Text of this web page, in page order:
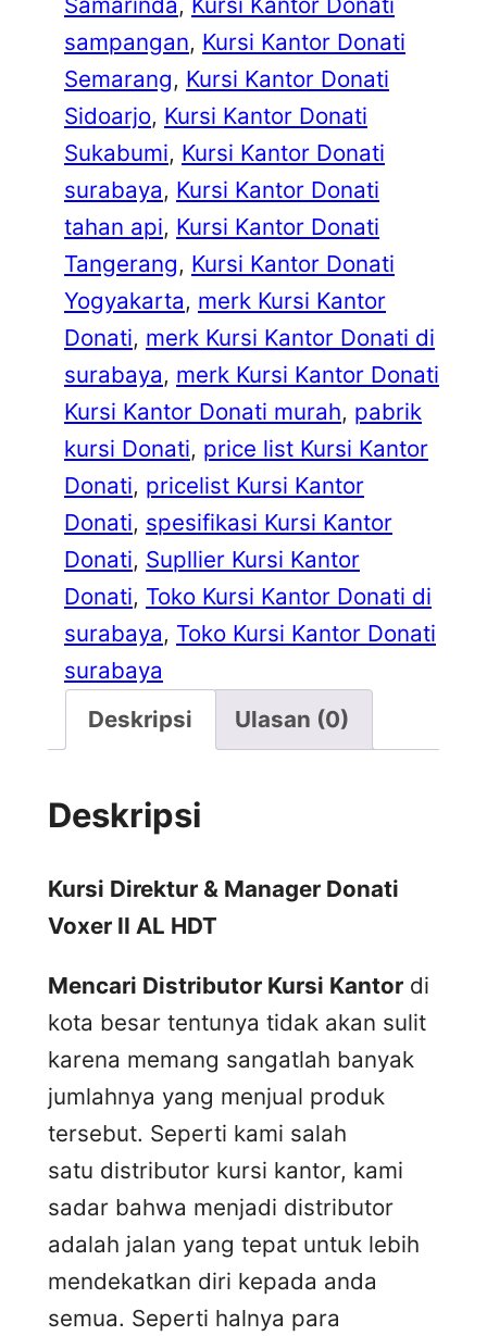
sampangan, Kursi Kantor Donati
Semarang, Kursi Kantor Donati
Sidoarjo, Kursi Kantor Donati
Sukabumi, Kursi Kantor Donati
surabaya, Kursi Kantor Donati
tahan api, Kursi Kantor Donati
Tangerang, Kursi Kantor Donati
Yogyakarta, merk Kursi Kantor
Donati, merk Kursi Kantor Donati di
surabaya, merk Kursi Kantor Donati
Kursi Kantor Donati murah, pabrik
kursi Donati, price list Kursi Kantor
Donati, pricelist Kursi Kantor
Donati, spesifikasi Kursi Kantor
Donati, Supllier Kursi Kantor
Donati, Toko Kursi Kantor Donati di
surabaya, Toko Kursi Kantor Donati
surabaya
Deskripsi
Ulasan (0)
Deskripsi
Kursi Direktur & Manager Donati
Voxer II AL HDT
Mencari Distributor Kursi Kantor di
kota besar tentunya tidak akan sulit
karena memang sangatlah banyak
jumlahnya yang menjual produk
tersebut. Seperti kami salah
satu distributor kursi kantor, kami
sadar bahwa menjadi distributor
adalah jalan yang tepat untuk lebih
mendekatkan diri kepada anda
semua. Seperti halnya para